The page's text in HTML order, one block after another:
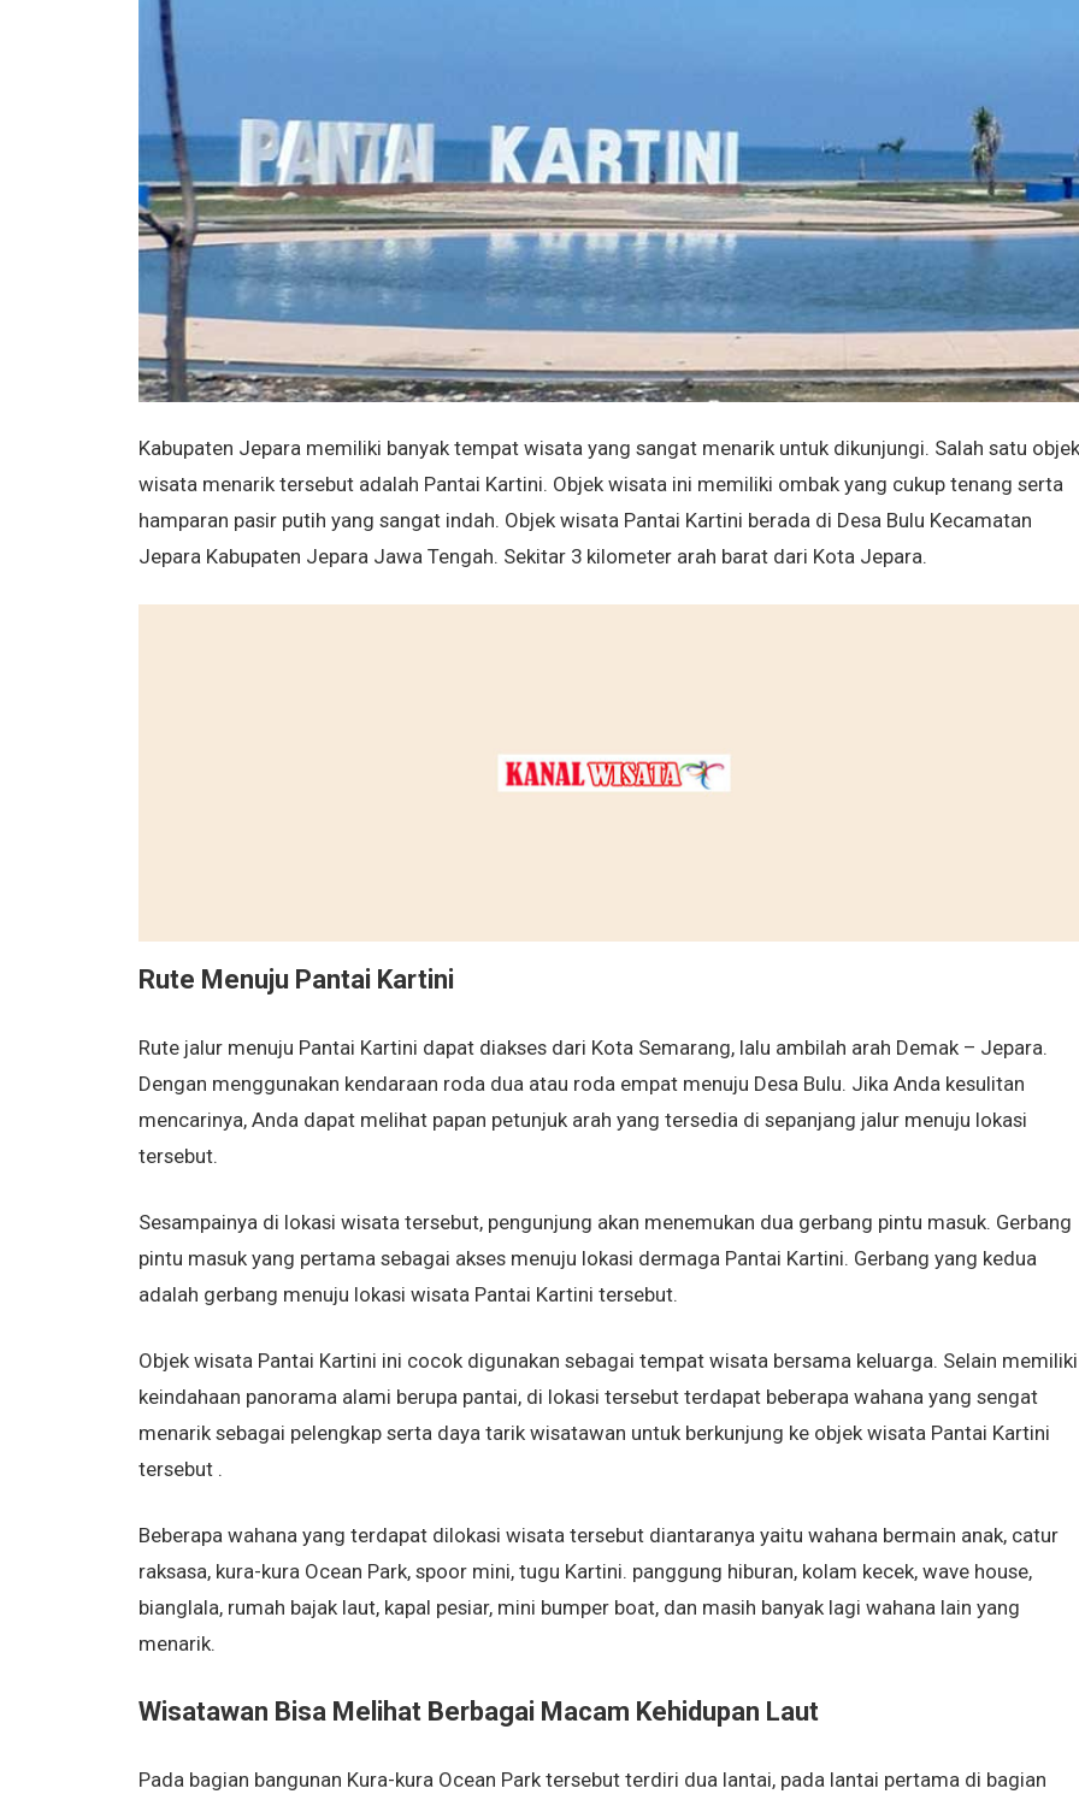
Kabupaten Jepara memiliki banyak tempat wisata yang sangat menarik untuk dikunjungi. Salah satu objek
wisata menarik tersebut adalah Pantai Kartini. Objek wisata ini memiliki ombak yang cukup tenang serta
hamparan pasir putih yang sangat indah. Objek wisata Pantai Kartini berada di Desa Bulu Kecamatan
Jepara Kabupaten Jepara Jawa Tengah. Sekitar 3 kilometer arah barat dari Kota Jepara.
Rute Menuju Pantai Kartini
Rute jalur menuju Pantai Kartini dapat diakses dari Kota Semarang, lalu ambilah arah Demak – Jepara.
Dengan menggunakan kendaraan roda dua atau roda empat menuju Desa Bulu. Jika Anda kesulitan
mencarinya, Anda dapat melihat papan petunjuk arah yang tersedia di sepanjang jalur menuju lokasi
tersebut.
Sesampainya di lokasi wisata tersebut, pengunjung akan menemukan dua gerbang pintu masuk. Gerbang
pintu masuk yang pertama sebagai akses menuju lokasi dermaga Pantai Kartini. Gerbang yang kedua
adalah gerbang menuju lokasi wisata Pantai Kartini tersebut.
Objek wisata Pantai Kartini ini cocok digunakan sebagai tempat wisata bersama keluarga. Selain memiliki
keindahaan panorama alami berupa pantai, di lokasi tersebut terdapat beberapa wahana yang sengat
menarik sebagai pelengkap serta daya tarik wisatawan untuk berkunjung ke objek wisata Pantai Kartini
tersebut .
Beberapa wahana yang terdapat dilokasi wisata tersebut diantaranya yaitu wahana bermain anak, catur
raksasa, kura-kura Ocean Park, spoor mini, tugu Kartini. panggung hiburan, kolam kecek, wave house,
bianglala, rumah bajak laut, kapal pesiar, mini bumper boat, dan masih banyak lagi wahana lain yang
menarik.
Wisatawan Bisa Melihat Berbagai Macam Kehidupan Laut
Pada bagian bangunan Kura-kura Ocean Park tersebut terdiri dua lantai, pada lantai pertama di bagian